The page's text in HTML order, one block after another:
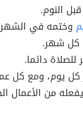
النوم.
وختمه في
كل شهر.
دائما.
كل يوم، ومع كل
من الأعمال